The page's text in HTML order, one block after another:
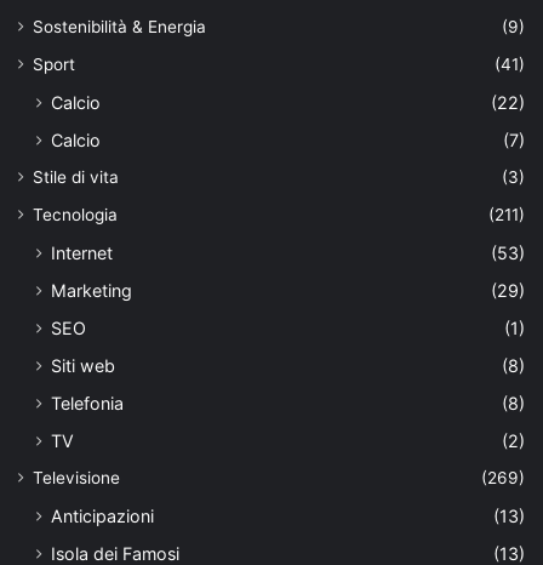
Sostenibilità & Energia
(9)
Sport
(41)
Calcio
(22)
Calcio
(7)
Stile di vita
(3)
Tecnologia
(211)
Internet
(53)
Marketing
(29)
SEO
(1)
Siti web
(8)
Telefonia
(8)
TV
(2)
Televisione (269)
Anticipazioni
(13)
Isola dei Famosi
(13)